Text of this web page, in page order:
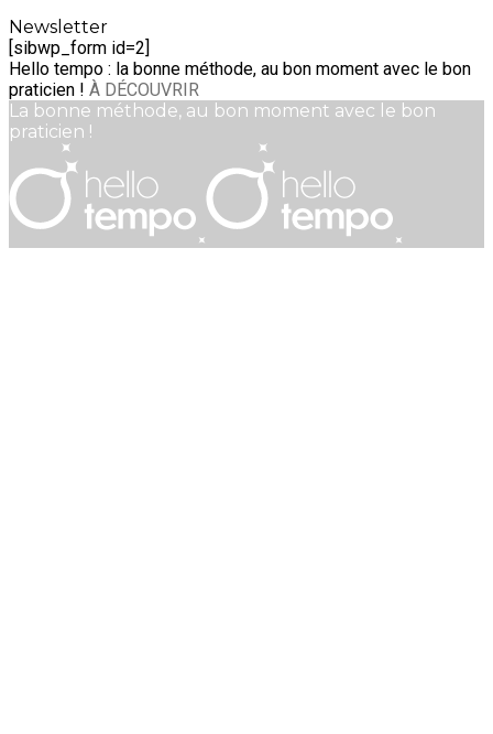
Newsletter
[sibwp_form id=2]
Hello tempo : la bonne méthode, au bon moment avec le bon
praticien ! À DÉCOUVRIR
La bonne méthode, au bon moment avec le bon
praticien !